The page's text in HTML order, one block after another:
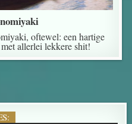
oftewel: een hartige
allerlei lekkere shit!